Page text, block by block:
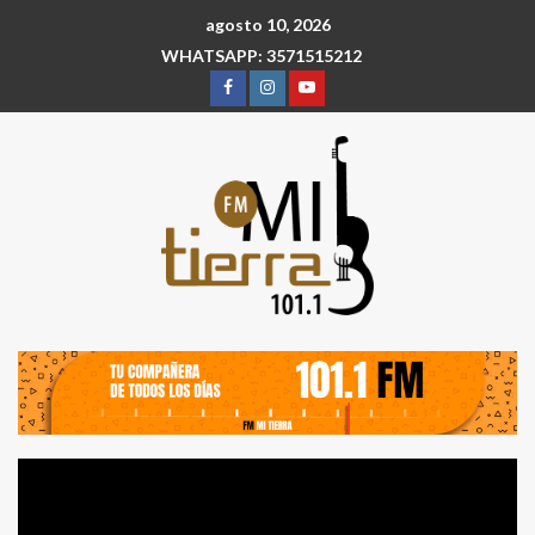
agosto 10, 2026
WHATSAPP: 3571515212